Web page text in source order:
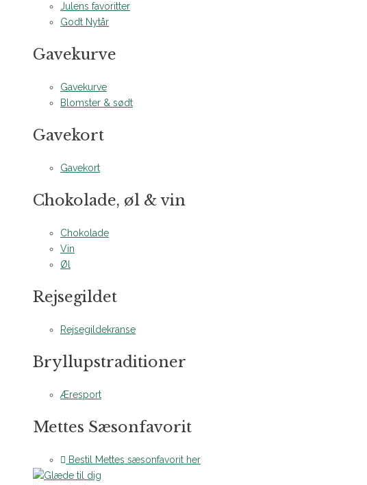
Julens favoritter
Godt Nytår
Gavekurve
Gavekurve
Blomster & sødt
Gavekort
Gavekort
Chokolade, øl & vin
Chokolade
Vin
Øl
Rejsegildet
Rejsegildekranse
Bryllupstraditioner
Æresport
Mettes Sæsonfavorit
Bestil Mettes sæsonfavorit her